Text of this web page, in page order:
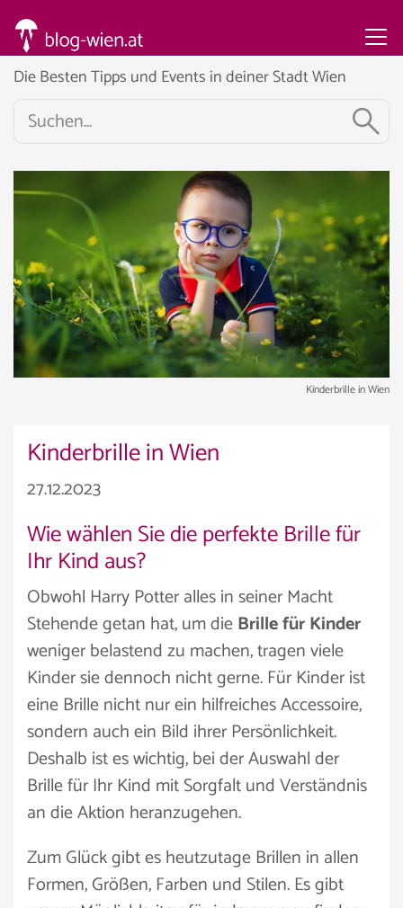
Die Besten Tipps und Events in deiner Stadt Wien
Kinderbrille in Wien
Kinderbrille in Wien
27.12.2023
Wie wählen Sie die perfekte Brille für
Ihr Kind aus?
Obwohl Harry Potter alles in seiner Macht
Stehende getan hat, um dieBrille für Kinder
weniger belastend zu machen, tragen viele
Kinder sie dennoch nicht gerne. Für Kinder ist
eine Brille nicht nur ein hilfreiches Accessoire,
sondern auch ein Bild ihrer Persönlichkeit.
Deshalb ist es wichtig, bei der Auswahl der
Brille für Ihr Kind mit Sorgfalt und Verständnis
an die Aktion heranzugehen.
Zum Glück gibt es heutzutage Brillen in allen
Formen, Größen, Farben und Stilen. Es gibt